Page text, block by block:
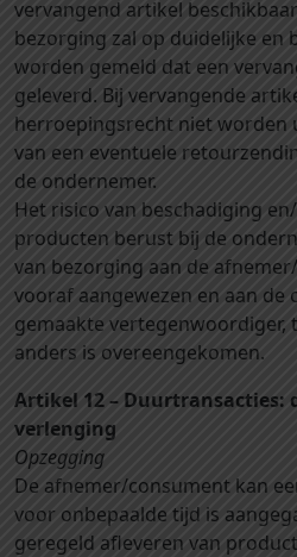
vervangend artikel
bezorging zal op duidelijke en
worden gemeld dat een
geleverd. Bij vervangende
herroepingsrecht niet worden
van een eventuele
de ondernemer.
Het risico van beschadiging
producten berust bij de
van bezorging aan de
vooraf aangewezen en aan de
gemaakte vertegenwoordiger,
anders is overeengekomen.
Artikel 12 – Duurtransacties:
verlenging
Opzegging
De afnemer/consument kan
voor onbepaalde tijd is
geregeld afleveren van